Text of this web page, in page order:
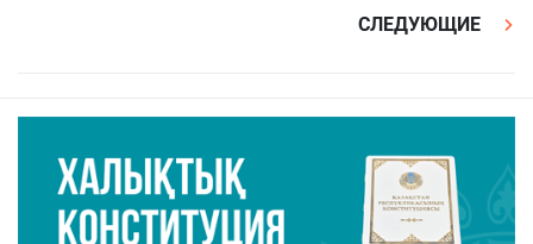
СЛЕДУЮЩИЕ